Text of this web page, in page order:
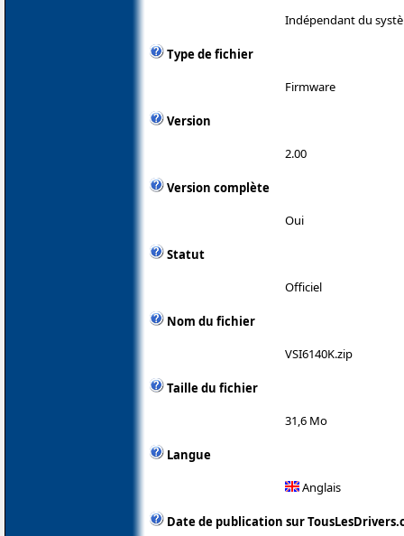
Indépendant du
Type de fichier
Firmware
Version
2.00
Version complète
Oui
Statut
Officiel
Nom du fichier
VSI6140K.zip
Taille du fichier
31,6 Mo
Langue
Anglais
Date de publication sur